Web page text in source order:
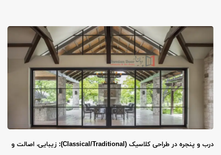
درب و پنجره در طراحی کلاسیک (Classical/Traditional): زیبایی، اصالت و